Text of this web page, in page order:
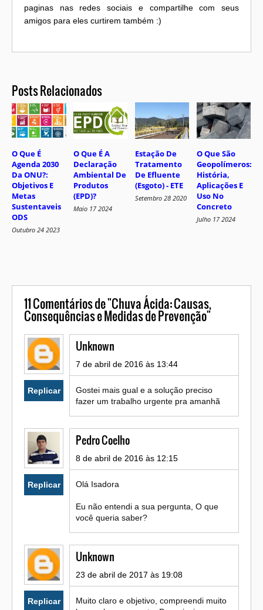
paginas nas redes sociais e compartilhe com seus
amigos para eles curtirem também :)
Posts Relacionados
O Que É
Agenda 2030
Da ONU?:
Objetivos E
Metas
Sustentaveis
ODS
Outubro 24 2023
O Que É A
Declaração
Ambiental De
Produtos
(EPD)?
Maio 17 2024
Estação De
Tratamento
De Efluente
(Esgoto) - ETE
Setembro 28 2020
O Que São
Geopolímeros:
História,
Aplicações E
Uso No
Concreto
Julho 17 2024
11Comentários de "Chuva Ácida: Causas,
Consequências e Medidas de Prevenção"
Replicar
Unknown
7 de abril de 2016 às 13:44
Gostei mais gual e a solução preciso
fazer um trabalho urgente pra amanhã
Replicar
Pedro Coelho
8 de abril de 2016 às 12:15
Olá Isadora
Eu não entendi a sua pergunta, O que
você queria saber?
Replicar
Unknown
23 de abril de 2017 às 19:08
Muito claro e objetivo, compreendi muito